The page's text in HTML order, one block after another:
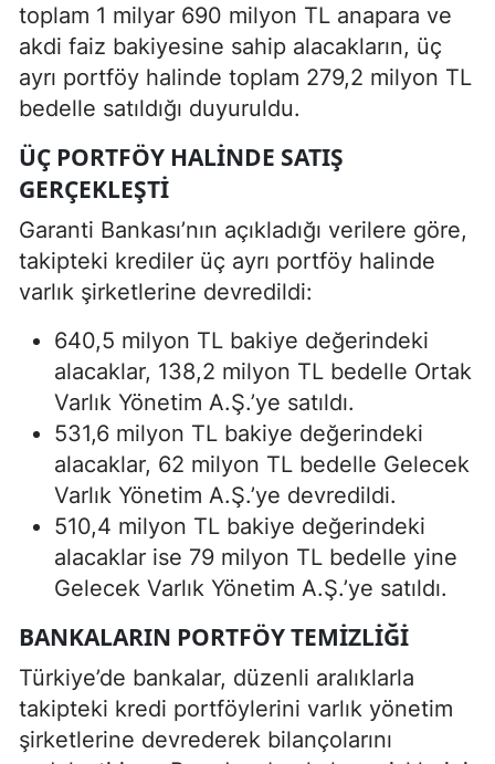
toplam 1 milyar 690 milyon TL anapara ve
akdi faiz bakiyesine sahip alacakların, üç
ayrı portföy halinde toplam 279,2 milyon TL
bedelle satıldığı duyuruldu.
ÜÇ PORTFÖY HALINDE SATIŞ
GERÇEKLEŞTI
Garanti Bankası’nın açıkladığı verilere göre,
takipteki krediler üç ayrı portföy halinde
varlık şirketlerine devredildi:
640,5 milyon TL bakiye değerindeki
alacaklar, 138,2 milyon TL bedelle Ortak
Varlık Yönetim A.Ş.’ye satıldı.
531,6 milyon TL bakiye değerindeki
alacaklar, 62 milyon TL bedelle Gelecek
Varlık Yönetim A.Ş.’ye devredildi.
510,4 milyon TL bakiye değerindeki
alacaklar ise 79 milyon TL bedelle yine
Gelecek Varlık Yönetim A.Ş.’ye satıldı.
BANKALARIN PORTFÖY TEMIZLIĞI
Türkiye’de bankalar, düzenli aralıklarla
takipteki kredi portföylerini varlık yönetim
şirketlerine devrederek bilançolarını